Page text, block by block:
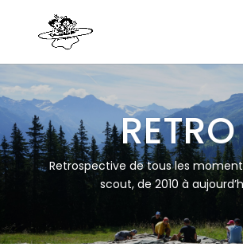
RETRO
Retrospective de tous les
scout, de 2010 à